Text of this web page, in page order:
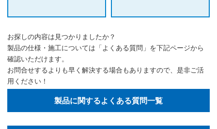
お探しの内容は見つかりましたか？
製品の仕様・施工については「よくある質問」を下記ページから
確認いただけます。
お問合せするよりも早く解決する場合もありますので、是非ご活
用ください！
製品に関するよくある質問一覧